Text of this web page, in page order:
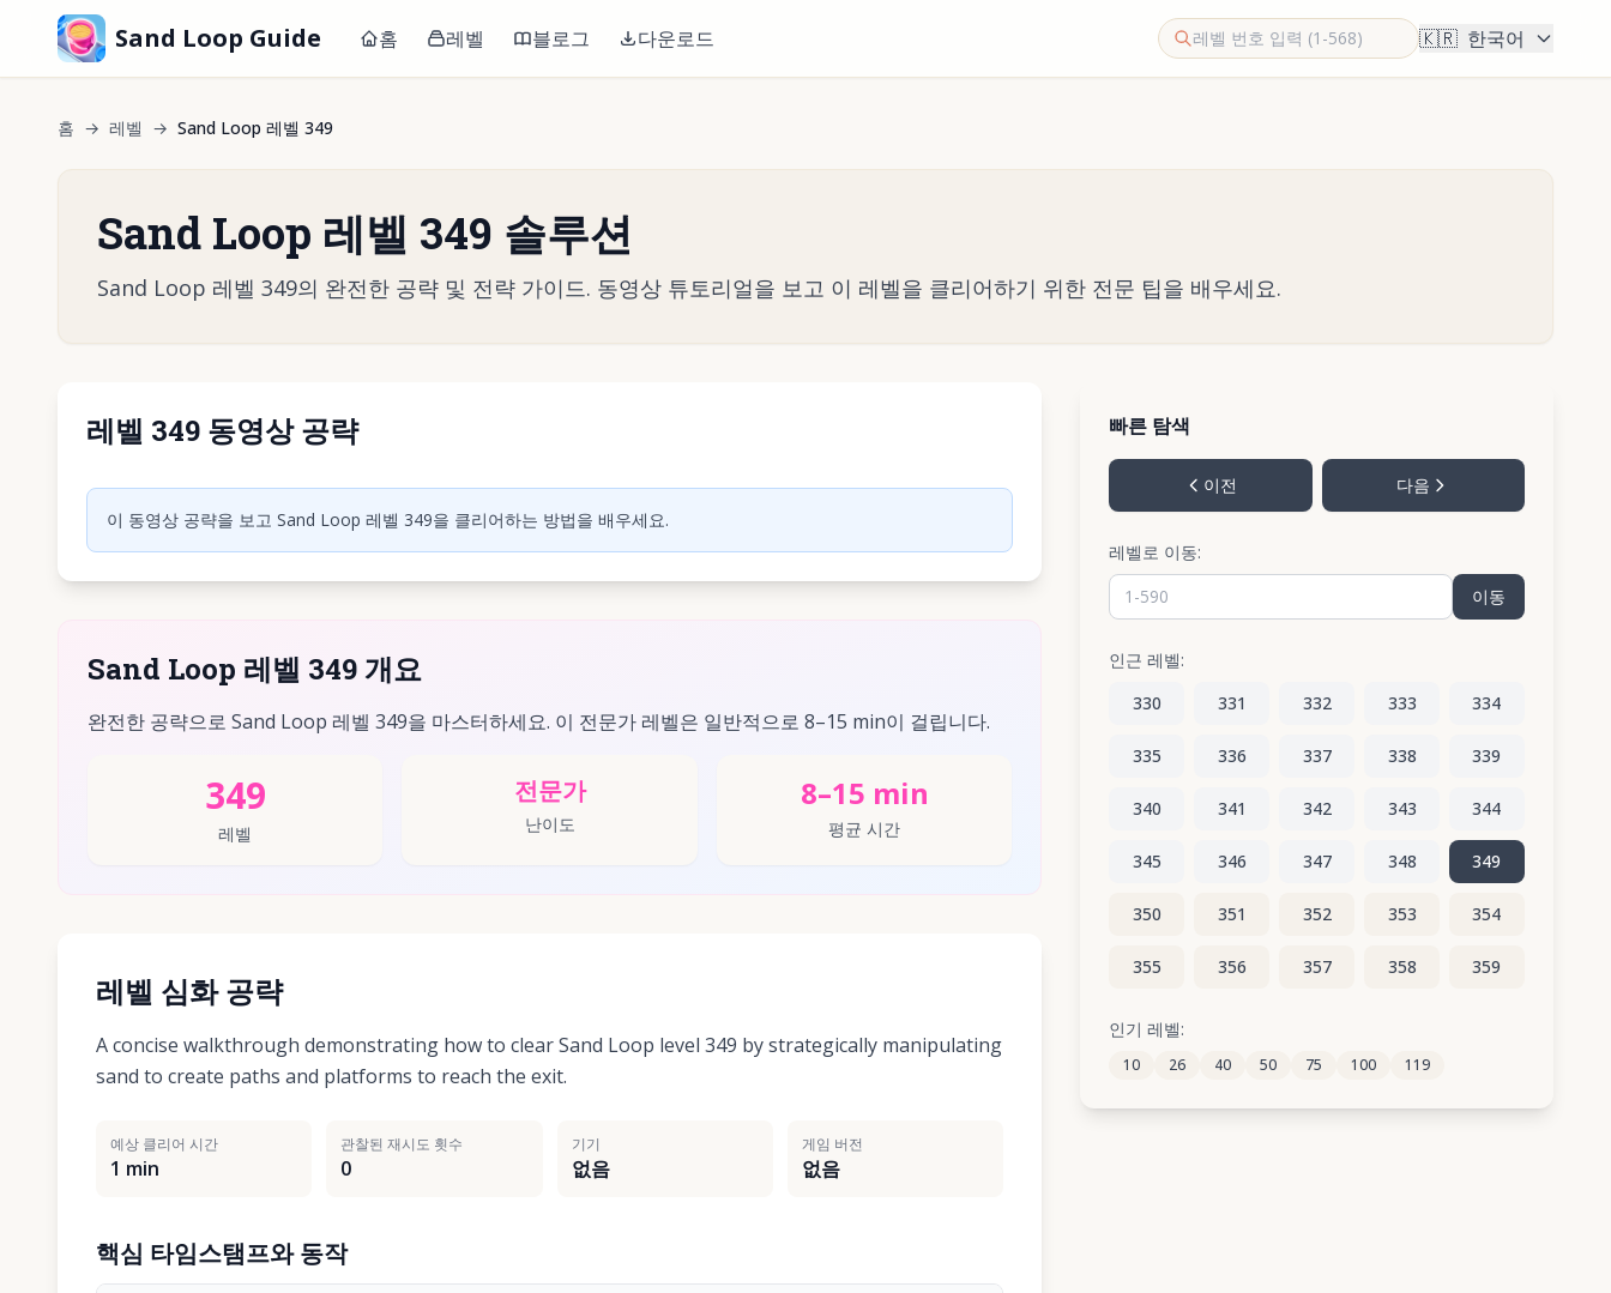
Sand Loop Guide 홈 레벨 블로그 다운로드 🇰🇷 한국어
홈 → 레벨 → Sand Loop 레벨 349
Sand Loop 레벨 349 솔루션
Sand Loop 레벨 349의 완전한 공략 및 전략 가이드. 동영상 튜토리얼을 보고 이 레벨을 클리어하기 위한 전문 팁을 배우세요.
레벨 349 동영상 공략
이 동영상 공략을 보고 Sand Loop 레벨 349을 클리어하는 방법을 배우세요.
Sand Loop 레벨 349 개요
완전한 공략으로 Sand Loop 레벨 349을 마스터하세요. 이 전문가 레벨은 일반적으로 8–15 min이 걸립니다.
349
레벨
전문가
난이도
8–15 min
평균 시간
레벨 심화 공략
A concise walkthrough demonstrating how to clear Sand Loop level 349 by strategically manipulating
sand to create paths and platforms to reach the exit.
예상 클리어 시간
1 min
관찰된 재시도 횟수
0
기기
없음
게임 버전
없음
핵심 타임스탬프와 동작
빠른 탐색
이전 다음
레벨로 이동:
이동
인근 레벨:
330
331 332 333 334
335 336 337 338 339
340 341 342 343 344
345 346 347 348 349
350 351 352 353 354
355 356 357 358 359
360
365 366 367 368
인기 레벨:
10 26 40 50 75 100 119